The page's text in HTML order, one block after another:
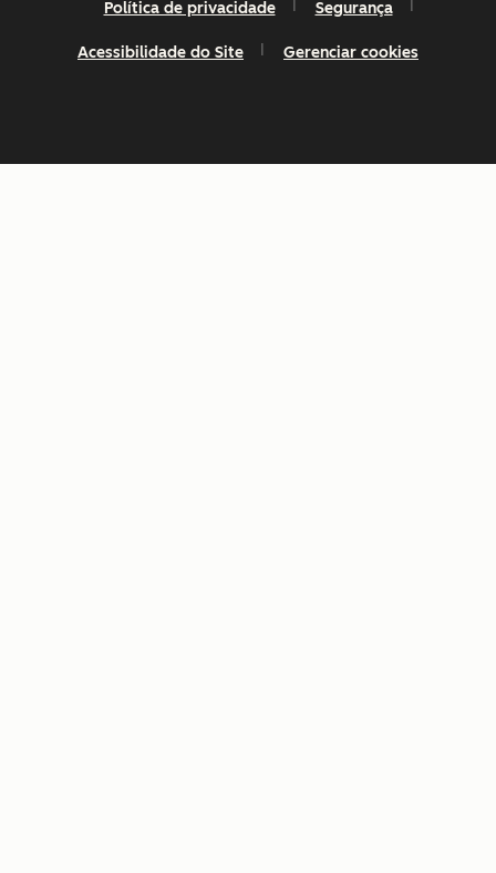
Política de privacidade Segurança
Acessibilidade do Site Gerenciar cookies